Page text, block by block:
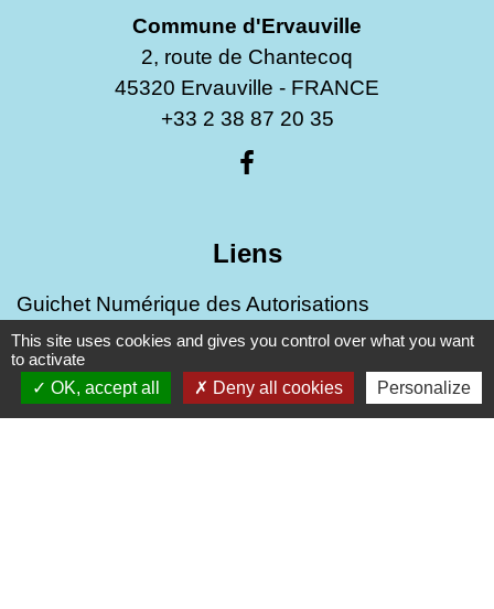
Commune d'Ervauville
2, route de Chantecoq
45320 Ervauville - FRANCE
+33 2 38 87 20 35
Liens
Guichet Numérique des Autorisations
d’Urbanisme (GNAU)
PUBLICITE EXTERIEURE - AFFICHAGE
TEMPORAIRE
This site uses cookies and gives you control over what you want
to activate
OK, accept all
Deny all cookies Personalize